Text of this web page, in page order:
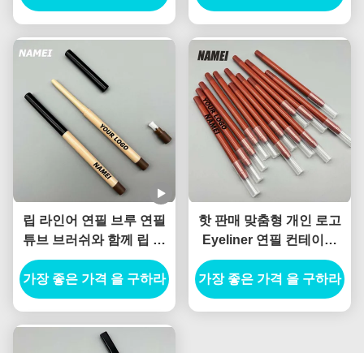
립 라인어 연필 브루 연필
튜브 브러쉬와 함께 립 라
인어 연필 용기 칩퍼와 함
께
가장 좋은 가격 을 구하라
핫 판매 맞춤형 개인 로고
Eyeliner 연필 컨테이너
Blister 연필 슬림 빈 립 라
인러 튜브 계획 가능한 재
료
가장 좋은 가격 을 구하라